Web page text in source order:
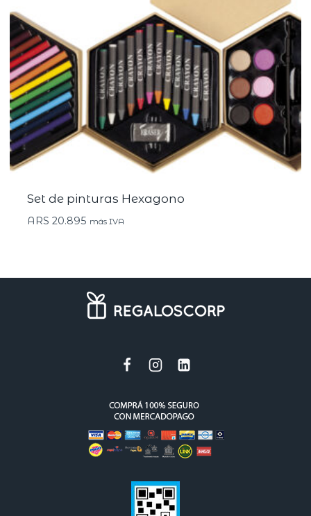
Set de pinturas Hexagono
ARS 20.895 más IVA